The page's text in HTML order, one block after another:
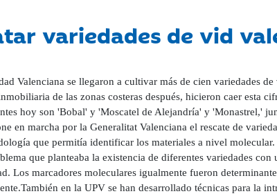
variedades de vid
Valenciana se llegaron a cultivar más de cien variedades
de las zonas costeras después, hicieron caer esta
hoy son 'Bobal' y 'Moscatel de Alejandría' y 'Monastrel,'
en marcha por la Generalitat Valenciana el rescate de
que permitía identificar los materiales a nivel
que planteaba la existencia de diferentes variedades
Los marcadores moleculares igualmente fueron
en la UPV se han desarrollado técnicas para la